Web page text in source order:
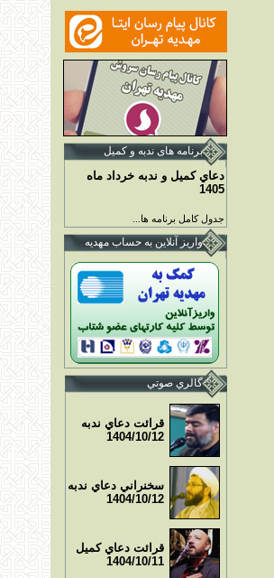
برنامه های ندبه و کمیل
دعاي کميل و ندبه خرداد ماه
1405
جدول کامل برنامه ها...
واريز آنلاين به حساب مهديه
گالري صوتي
قرائت دعاي ندبه
1404/10/12
سخنراني دعاي ندبه
1404/10/12
قرائت دعاي کميل
1404/10/11